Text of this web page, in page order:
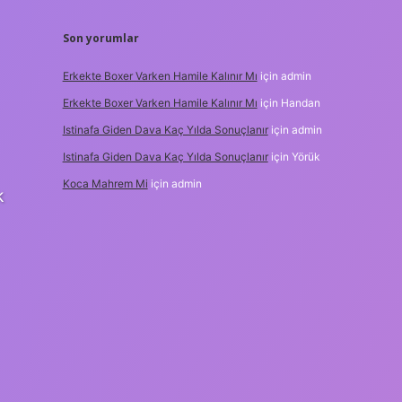
Son yorumlar
Erkekte Boxer Varken Hamile Kalınır Mı için admin
Erkekte Boxer Varken Hamile Kalınır Mı için Handan
Istinafa Giden Dava Kaç Yılda Sonuçlanıriçin admin
Istinafa Giden Dava Kaç Yılda Sonuçlanıriçin Yörük
Koca Mahrem Mi için admin